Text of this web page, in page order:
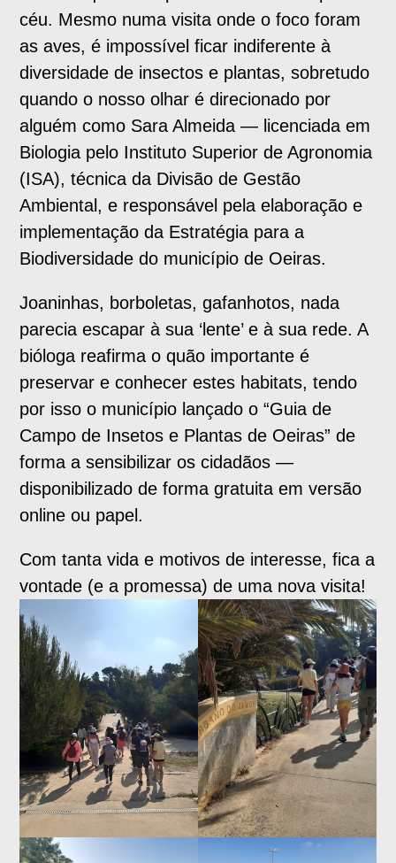
céu. Mesmo numa visita onde o foco foram
as aves, é impossível ficar indiferente à
diversidade de insectos e plantas, sobretudo
quando o nosso olhar é direcionado por
alguém como Sara Almeida — licenciada em
Biologia pelo Instituto Superior de Agronomia
(ISA), técnica da Divisão de Gestão
Ambiental, e responsável pela elaboração e
implementação da Estratégia para a
Biodiversidade do município de Oeiras.
Joaninhas, borboletas, gafanhotos, nada
parecia escapar à sua ‘lente’ e à sua rede. A
bióloga reafirma o quão importante é
preservar e conhecer estes habitats, tendo
por isso o município lançado o “Guia de
Campo de Insetos e Plantas de Oeiras” de
forma a sensibilizar os cidadãos —
disponibilizado de forma gratuita em versão
online ou papel.
Com tanta vida e motivos de interesse, fica a
vontade (e a promessa) de uma nova visita!